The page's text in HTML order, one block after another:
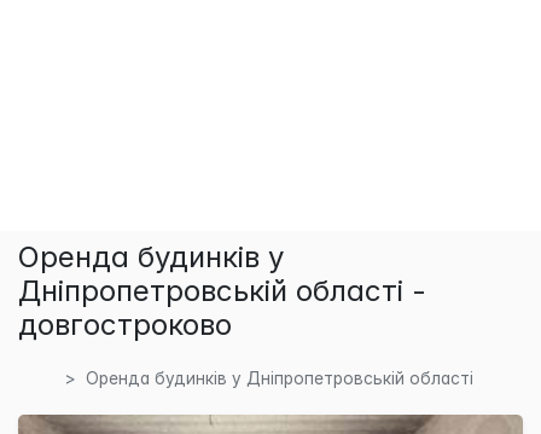
Оренда будинків у
Дніпропетровській області -
довгостроково
Оренда будинків у Дніпропетровській області